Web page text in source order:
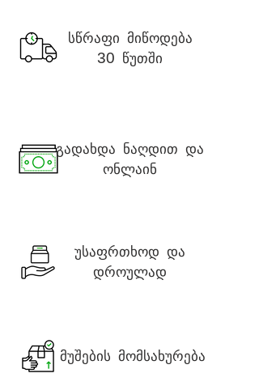
სწრაფი მიწოდება
30 წუთში
გადახდა ნაღდით და
ონლაინ
უსაფრთხოდ და
დროულად
მუშების მომსახურება